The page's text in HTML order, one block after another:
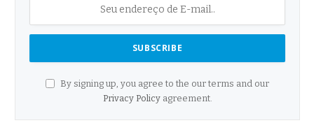
By signing up, you agree to the our terms and our
Privacy Policyagreement.